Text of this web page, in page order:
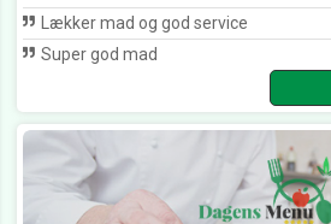
Lækker mad og god service
Super god mad